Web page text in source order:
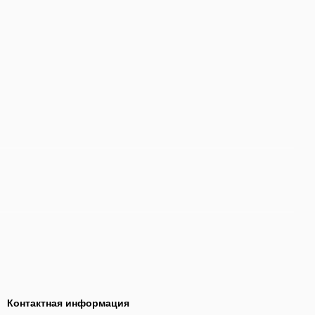
Контактная информация